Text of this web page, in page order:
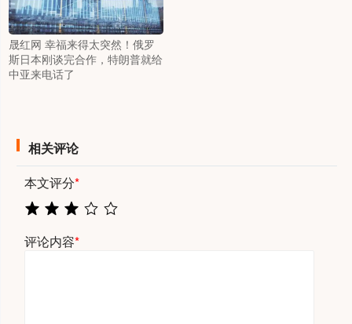
晟红网 幸福来得太突然！俄罗
斯日本刚谈完合作，特朗普就给
中亚来电话了
相关评论
本文评分*
评论内容*